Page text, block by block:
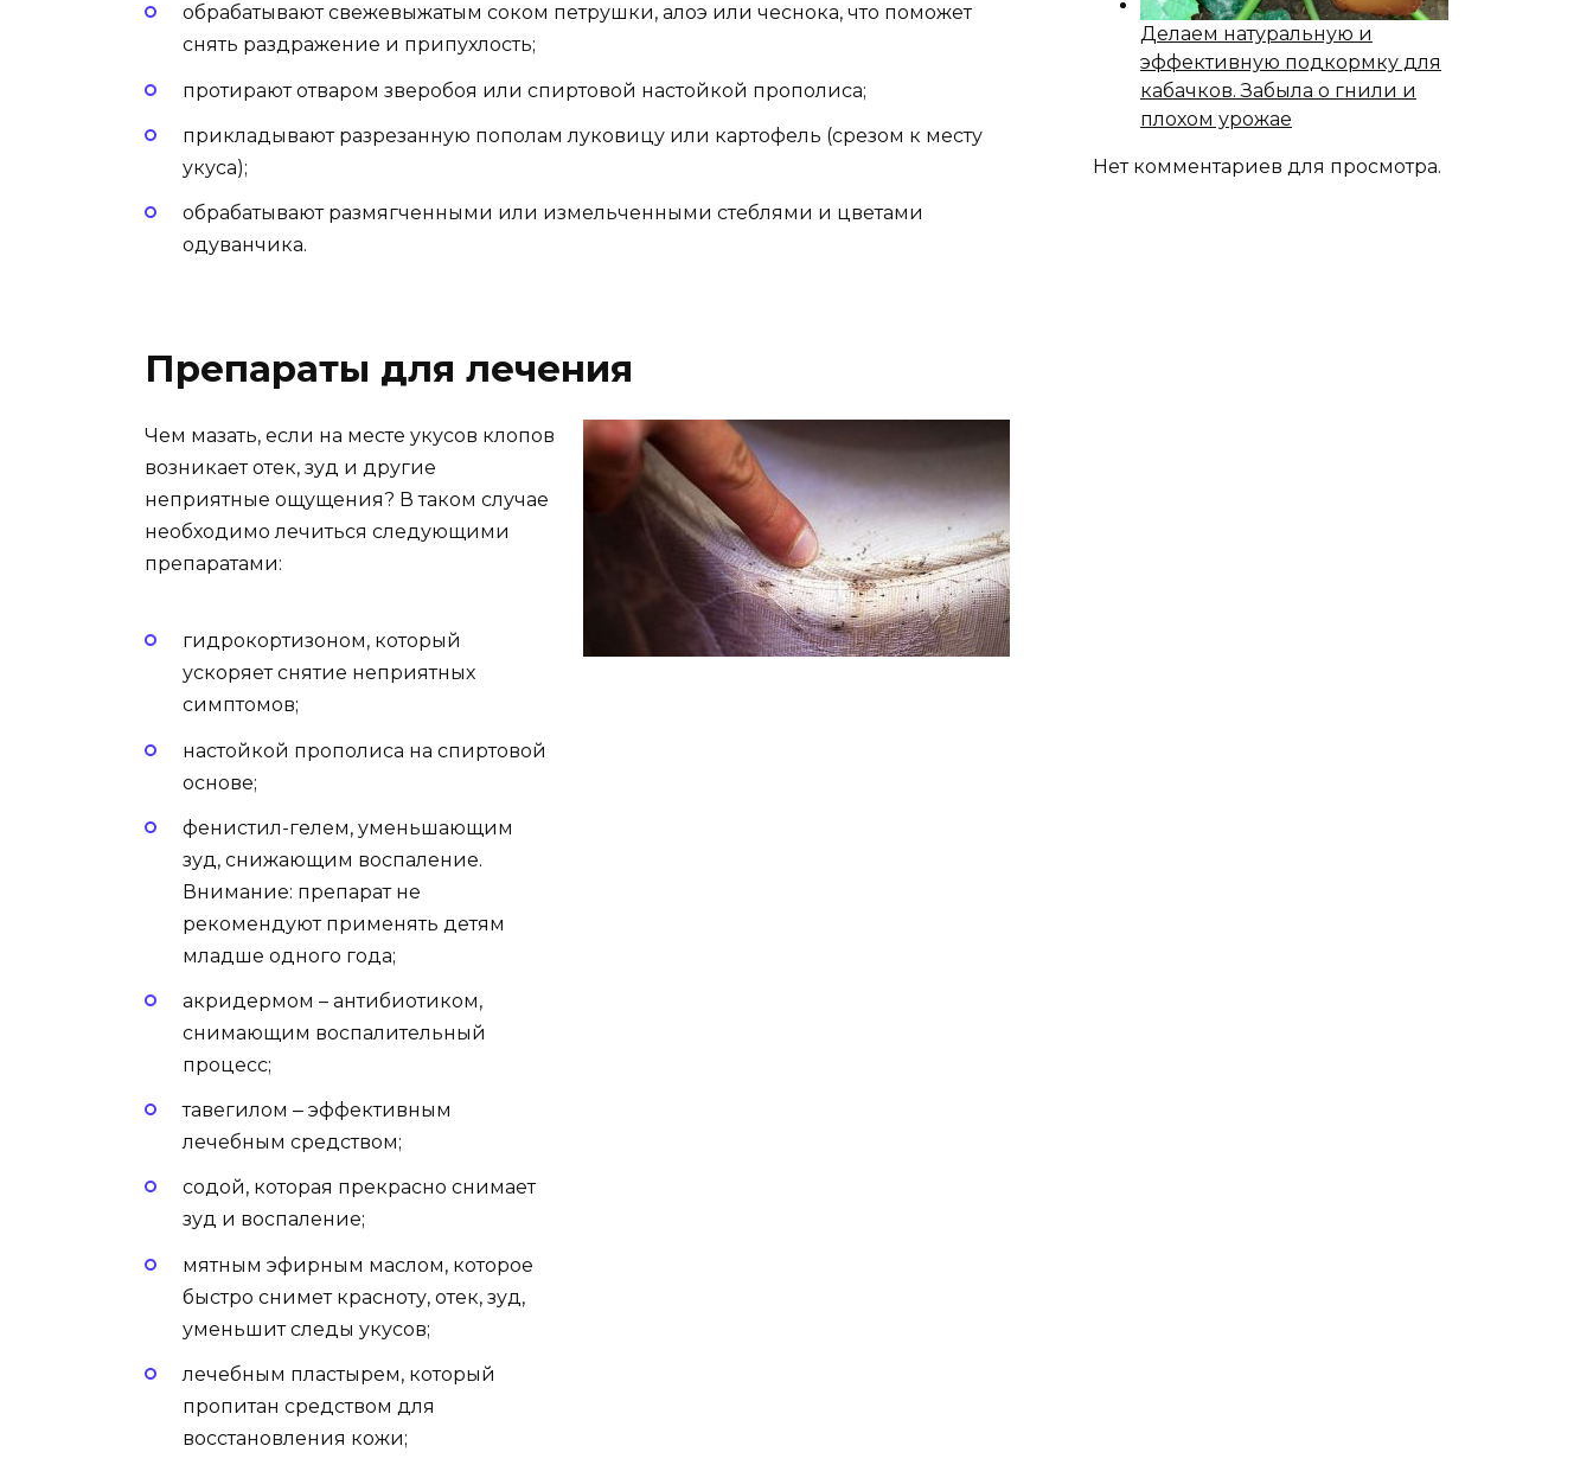
обрабатывают свежевыжатым соком петрушки, алоэ или чеснока, что поможет
снять раздражение и припухлость;
протирают отваром зверобоя или спиртовой настойкой прополиса;
прикладывают разрезанную пополам луковицу или картофель (срезом к месту
укуса);
обрабатывают размягченными или измельченными стеблями и цветами
одуванчика.
Препараты для лечения
Чем мазать, если на месте укусов клопов
возникает отек, зуд и другие
неприятные ощущения? В таком случае
необходимо лечиться следующими
препаратами:
гидрокортизоном, который
ускоряет снятие неприятных
симптомов;
настойкой прополиса на спиртовой
основе;
фенистил-гелем, уменьшающим
зуд, снижающим воспаление.
Внимание: препарат не
рекомендуют применять детям
младше одного года;
акридермом – антибиотиком,
снимающим воспалительный
процесс;
тавегилом ‒ эффективным
лечебным средством;
содой, которая прекрасно снимает
зуд и воспаление;
мятным эфирным маслом, которое
быстро снимет красноту, отек, зуд,
уменьшит следы укусов;
лечебным пластырем, который
пропитан средством для
восстановления кожи;
Делаем натуральную и
эффективную подкормку для
кабачков. Забыла о гнили и
плохом урожае
Нет комментариев для просмотра.